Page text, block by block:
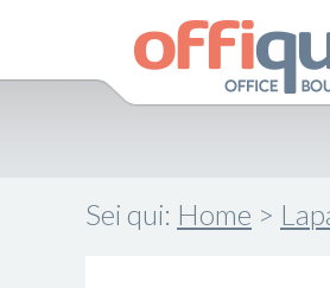
Sei qui: Home >